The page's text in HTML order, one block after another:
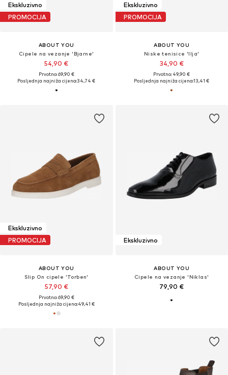
Ekskluzivno
PROMOCIJA
ABOUT YOU
Cipele na vezanje 'Bjarne'
54,90 €
Prvotno: 69,90 €
Posljednja najniža cijena:34,74 €
Ekskluzivno
PROMOCIJA
ABOUT YOU
Niske tenisice 'Ilja'
34,90 €
Prvotno: 49,90 €
Posljednja najniža cijena:13,41 €
Ekskluzivno
PROMOCIJA
ABOUT YOU
Slip On cipele 'Torben'
57,90 €
Prvotno: 69,90 €
Posljednja najniža cijena:49,41 €
Ekskluzivno
ABOUT YOU
Cipele na vezanje 'Niklas'
79,90 €